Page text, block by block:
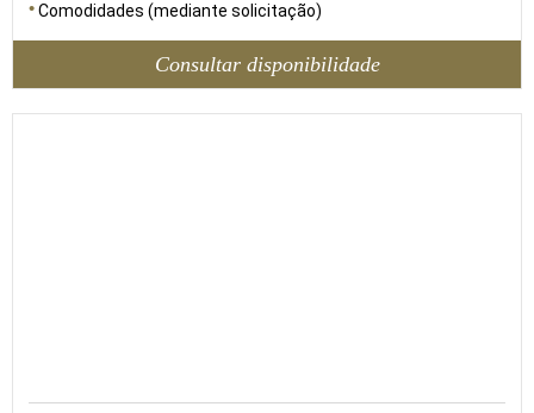
Comodidades (mediante solicitação)
Consultar disponibilidade